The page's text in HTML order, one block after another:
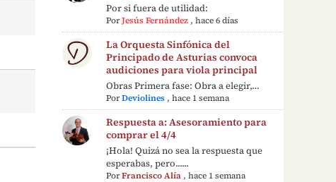
Por si fuera de utilidad:
PorJesús Fernández ,hace 6 días
La Orquesta Sinfónica del
Principado de Asturias convoca
audiciones para viola principal
Obras Primera fase: Obra a elegir,…
PorDeviolines ,hace 1 semana
Respuesta a: Asesoramiento para
comprar el 4/4
¡Hola! Quizá no sea la respuesta que
esperabas, pero......
PorFrancisco Alía ,hace 1 semana